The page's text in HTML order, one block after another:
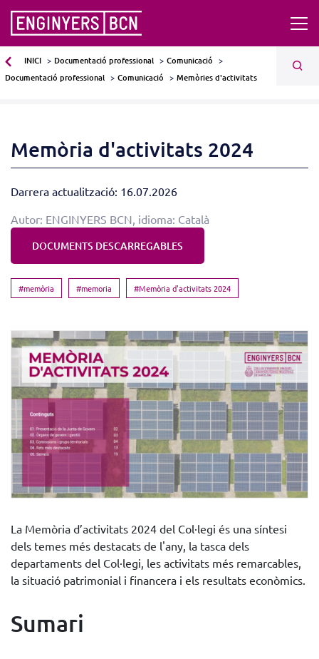
INICI Documentació professional
Comunicació
Documentació professional
Comunicació Memòries d'activitats
Memòria d'activitats 2024
Darrera actualització: 16.07.2026
Autor: ENGINYERS BCN, idioma: Català
DOCUMENTS DESCARREGABLES
#memòria #memoria #Memòria d'activitats 2024
La Memòria d’activitats 2024 del Col·legi és una síntesi
dels temes més destacats de l'any, la tasca dels
departaments del Col·legi, les activitats més remarcables,
la situació patrimonial i financera i els resultats econòmics.
Sumari